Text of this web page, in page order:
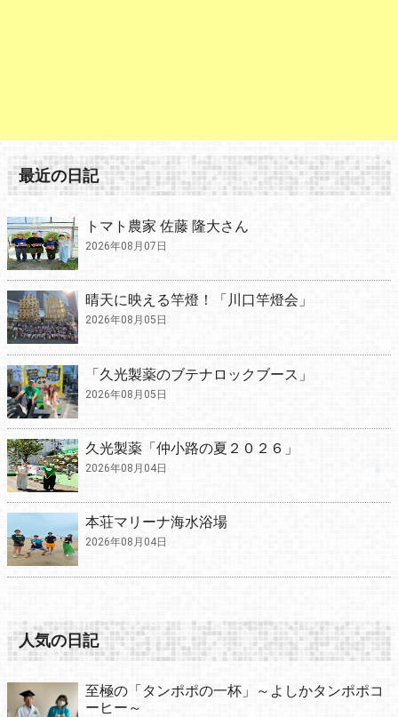
最近の日記
トマト農家 佐藤 隆大さん
2026年08月07日
晴天に映える竿燈！「川口竿燈会」
2026年08月05日
「久光製薬のブテナロックブース」
2026年08月05日
久光製薬「仲小路の夏２０２６」
2026年08月04日
本荘マリーナ海水浴場
2026年08月04日
人気の日記
至極の「タンポポの一杯」～よしかタンポポコ
ーヒー～